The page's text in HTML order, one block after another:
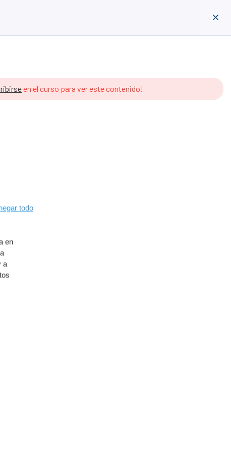
Crear Cuenta
en el curso para ver este contenido!
en
a
todo